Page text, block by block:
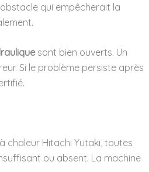
qui empêcherait la
sont bien ouverts. Un
Si le problème persiste après
chaleur Hitachi Yutaki, toutes
ou absent. La machine